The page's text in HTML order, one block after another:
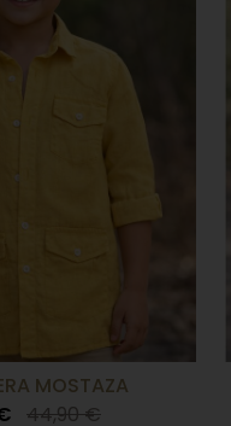
MOSTAZA
44,90 €